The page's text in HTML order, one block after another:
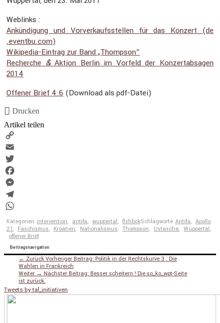
Weblinks :
Ankün­di­gung und Vorver­kaufs­stellen für das Konzert (de​
.eventbu​.com)
Wikipedia-Eintrag zur Band „Thompson”
Recherche &Aktion Berlin im Vorfeld der Konzert­ab­sagen
2014
Offener Brief 4.6 (Download als pdf-Datei)
Drucken
Artikel teilen
Copy
Link
Email
Twitter
Facebook
Messenger
Telegram
WhatsApp
Kategorien intervention, antifa, wuppertal, flshbckSchlagworte Antifa, Apollo
21 , Faschismus, Kroatien, Nationalismus, Thompson, Ustascha, Wuppertal,
offener Brief
Beitragsnavigation
← Zurück Vorheriger Beitrag: Politik in der Rechtskurve 3 : Die
Wahlen in Frankreich
Weiter → Nächster Beitrag: Besser scheitern ! Die so_ko_wpt-Seite
ist zurück.
Tweets by tal_initiativen